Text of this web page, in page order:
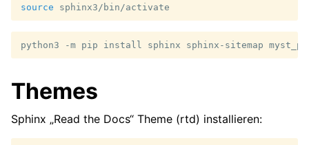
source
python3 -m pip install sphinx sphinx-sitemap
Themes
Sphinx „Read the Docs“ Theme (rtd) installieren: